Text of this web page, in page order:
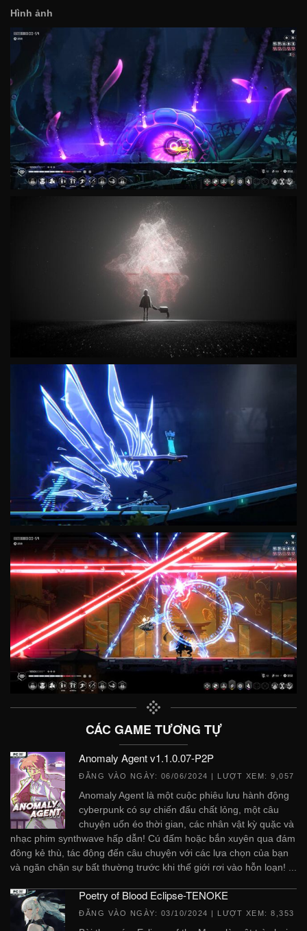
Hình ảnh
CÁC GAME TƯƠNG TỰ
Anomaly Agent v1.1.0.07-P2P
ĐĂNG VÀO NGÀY: 06/06/2024 | LƯỢT XEM: 9,057
Anomaly Agent là một cuộc phiêu lưu hành động
cyberpunk có sự chiến đấu chất lỏng, một câu
chuyện uốn éo thời gian, các nhân vật kỳ quặc và
nhạc phim synthwave hấp dẫn! Cú đấm hoặc bắn xuyên qua đám
đông kẻ thù, tác động đến câu chuyện với các lựa chọn của bạn
và ngăn chặn sự bất thường trước khi thế giới rơi vào hỗn loạn! ...
Poetry of Blood Eclipse-TENOKE
ĐĂNG VÀO NGÀY: 03/10/2024 | LƯỢT XEM: 8,353